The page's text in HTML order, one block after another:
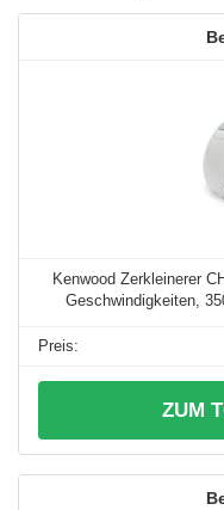
Kenwood Zerkleinerer
Geschwindigkeiten,
ZUM